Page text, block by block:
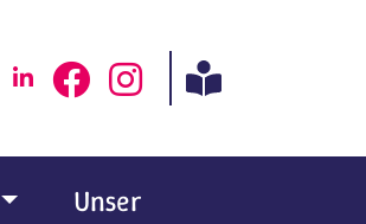
Unser